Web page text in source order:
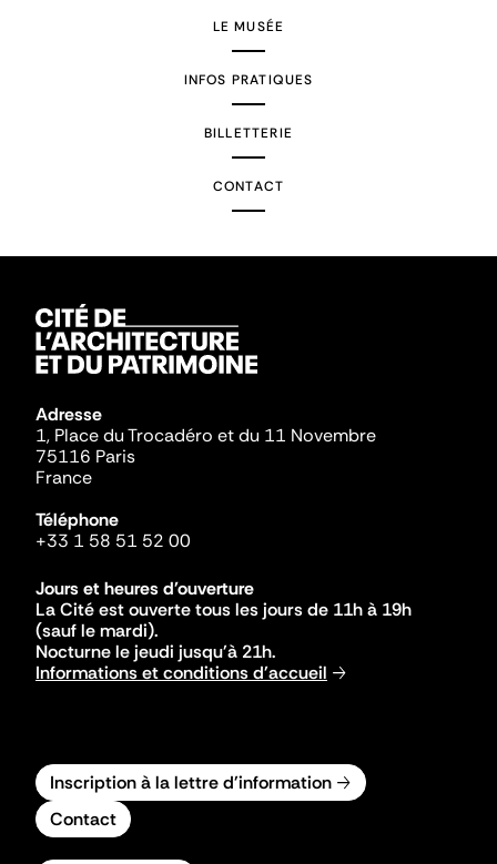
LE MUSÉE
INFOS PRATIQUES
BILLETTERIE
CONTACT
Adresse
1, Place du Trocadéro et du 11 Novembre
75116 Paris
France
Téléphone
+33 1 58 51 52 00
Jours et heures d'ouverture
La Cité est ouverte tous les jours de 11h à 19h
(sauf le mardi).
Nocturne le jeudi jusqu'à 21h.
Informations et conditions d'accueil
Inscription à la lettre d'information
Contact